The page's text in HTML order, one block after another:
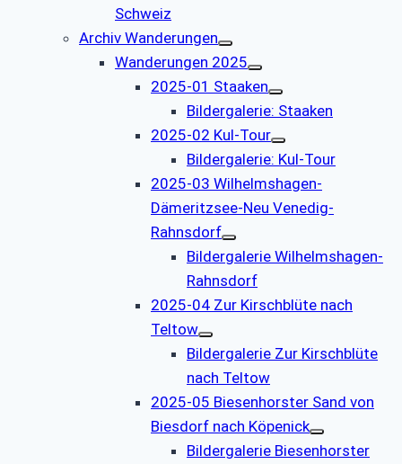
Schweiz
Archiv Wanderungen
Wanderungen 2025
2025-01 Staaken
Bildergalerie: Staaken
2025-02 Kul-Tour
Bildergalerie: Kul-Tour
2025-03 Wilhelmshagen-
Dämeritzsee-Neu Venedig-
Rahnsdorf
Bildergalerie Wilhelmshagen-
Rahnsdorf
2025-04 Zur Kirschblüte nach
Teltow
Bildergalerie Zur Kirschblüte
nach Teltow
2025-05 Biesenhorster Sand von
Biesdorf nach Köpenick
Bildergalerie Biesenhorster